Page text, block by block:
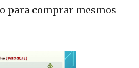
para comprar mesmos